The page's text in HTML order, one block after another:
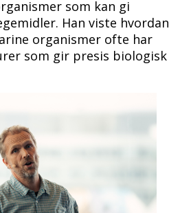
som kan gi
Han viste hvordan
organismer ofte har
som gir presis biologisk